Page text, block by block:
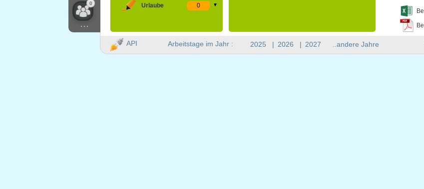
Urlaube ▼
0
...
Arbeitstage im Jahr : 2025 | 2026 | 2027 ..andere Jahre
API